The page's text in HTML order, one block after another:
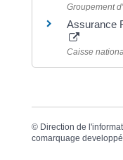
Groupement
Assurance
Caisse
© Direction de
comarquage